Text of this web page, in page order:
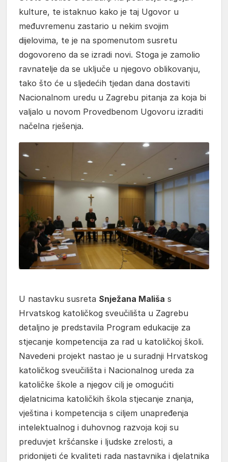
kulture, te istaknuo kako je taj Ugovor u
međuvremenu zastario u nekim svojim
dijelovima, te je na spomenutom susretu
dogovoreno da se izradi novi. Stoga je zamolio
ravnatelje da se uključe u njegovo oblikovanju,
tako što će u sljedećih tjedan dana dostaviti
Nacionalnom uredu u Zagrebu pitanja za koja bi
valjalo u novom Provedbenom Ugovoru izraditi
načelna rješenja.
U nastavku susreta Snježana Mališa s
Hrvatskog katoličkog sveučilišta u Zagrebu
detaljno je predstavila Program edukacije za
stjecanje kompetencija za rad u katoličkoj školi.
Navedeni projekt nastao je u suradnji Hrvatskog
katoličkog sveučilišta i Nacionalnog ureda za
katoličke škole a njegov cilj je omogućiti
djelatnicima katoličkih škola stjecanje znanja,
vještina i kompetencija s ciljem unapređenja
intelektualnog i duhovnog razvoja koji su
preduvjet kršćanske i ljudske zrelosti, a
pridonijeti će kvaliteti rada nastavnika i djelatnika